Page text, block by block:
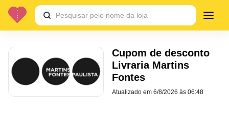
Cupom de desconto
Livraria Martins
Fontes
Atualizado em6/8/2026 às 06:48